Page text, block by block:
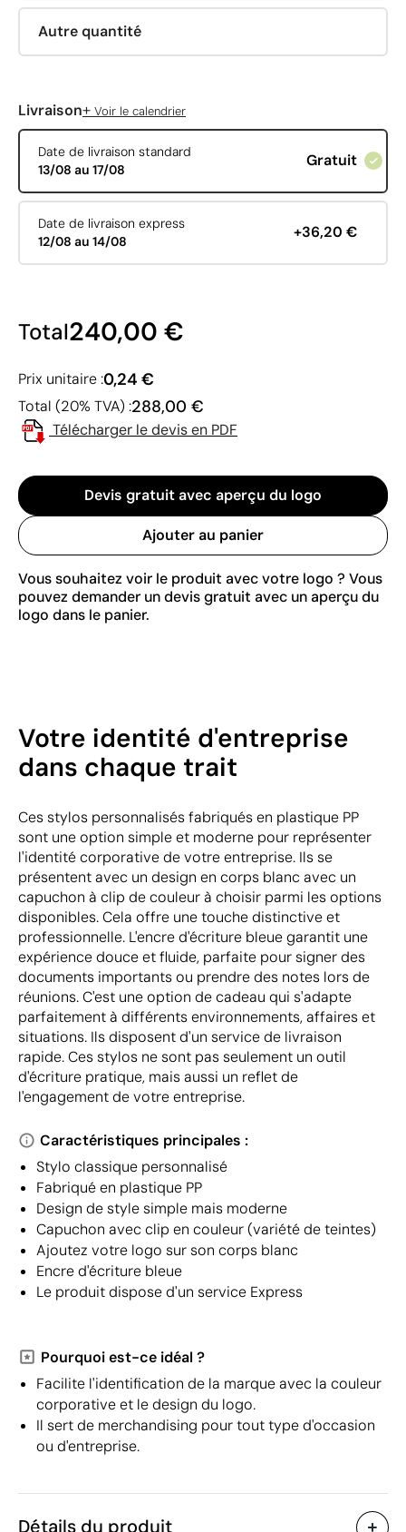
Autre quantité
Livraison+ Voir le calendrier
Date de livraison standard
13/08 au 17/08
Gratuit
Date de livraison express
12/08 au 14/08
+36,20 €
Total240,00 €
Prix unitaire :0,24 €
Total (20% TVA) :288,00 €
Télécharger le devis en PDF
Devis gratuit avec aperçu du logo
Ajouter au panier
Vous souhaitez voir le produit avec votre logo ? Vous
pouvez demander un devis gratuit avec un aperçu du
logo dans le panier.
Votre identité d'entreprise
dans chaque trait
Ces stylos personnalisés fabriqués en plastique PP
sont une option simple et moderne pour représenter
l'identité corporative de votre entreprise. Ils se
présentent avec un design en corps blanc avec un
capuchon à clip de couleur à choisir parmi les options
disponibles. Cela offre une touche distinctive et
professionnelle. L'encre d'écriture bleue garantit une
expérience douce et fluide, parfaite pour signer des
documents importants ou prendre des notes lors de
réunions. C'est une option de cadeau qui s'adapte
parfaitement à différents environnements, affaires et
situations. Ils disposent d'un service de livraison
rapide. Ces stylos ne sont pas seulement un outil
d'écriture pratique, mais aussi un reflet de
l'engagement de votre entreprise.
Caractéristiques principales :
Stylo classique personnalisé
Fabriqué en plastique PP
Design de style simple mais moderne
Capuchon avec clip en couleur (variété de teintes)
Ajoutez votre logo sur son corps blanc
Encre d'écriture bleue
Le produit dispose d'un service Express
Pourquoi est-ce idéal ?
Facilite l'identification de la marque avec la couleur
corporative et le design du logo.
Il sert de merchandising pour tout type d'occasion
ou d'entreprise.
Détails du produit